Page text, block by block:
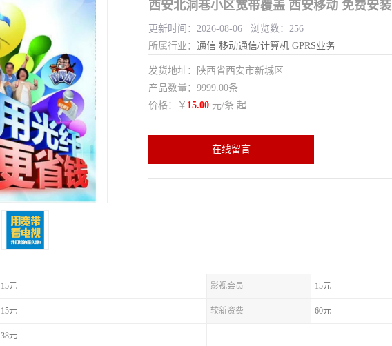
西安北洞巷小区宽带覆盖 西安移动 免费安装
更新时间：2026-08-06 浏览数：256
所属行业： 通信 移动通信/计算机 GPRS业务
发货地址：陕西省西安市新城区
产品数量：9999.00条
价格：￥ 15.00 元/条 起
在线留言
15元 影视会员 15元
15元 较新资费 60元
38元